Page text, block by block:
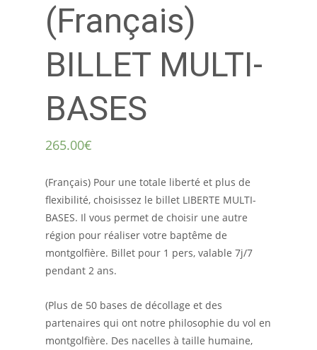
(Français)
BILLET MULTI-
BASES
265.00€
(Français) Pour une totale liberté et plus de
flexibilité, choisissez le billet LIBERTE MULTI-
BASES. Il vous permet de choisir une autre
région pour réaliser votre baptême de
montgolfière. Billet pour 1 pers, valable 7j/7
pendant 2 ans.
(Plus de 50 bases de décollage et des
partenaires qui ont notre philosophie du vol en
montgolfière. Des nacelles à taille humaine,